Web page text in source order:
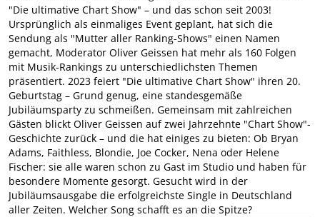
"Die ultimative Chart Show" – und das schon seit 2003!
Ursprünglich als einmaliges Event geplant, hat sich die
Sendung als "Mutter aller Ranking-Shows" einen Namen
gemacht, Moderator Oliver Geissen hat mehr als 160 Folgen
mit Musik-Rankings zu unterschiedlichsten Themen
präsentiert. 2023 feiert "Die ultimative Chart Show" ihren 20.
Geburtstag – Grund genug, eine standesgemäße
Jubiläumsparty zu schmeißen. Gemeinsam mit zahlreichen
Gästen blickt Oliver Geissen auf zwei Jahrzehnte "Chart Show"-
Geschichte zurück – und die hat einiges zu bieten: Ob Bryan
Adams, Faithless, Blondie, Joe Cocker, Nena oder Helene
Fischer: sie alle waren schon zu Gast im Studio und haben für
besondere Momente gesorgt. Gesucht wird in der
Jubiläumsausgabe die erfolgreichste Single in Deutschland
aller Zeiten. Welcher Song schafft es an die Spitze?